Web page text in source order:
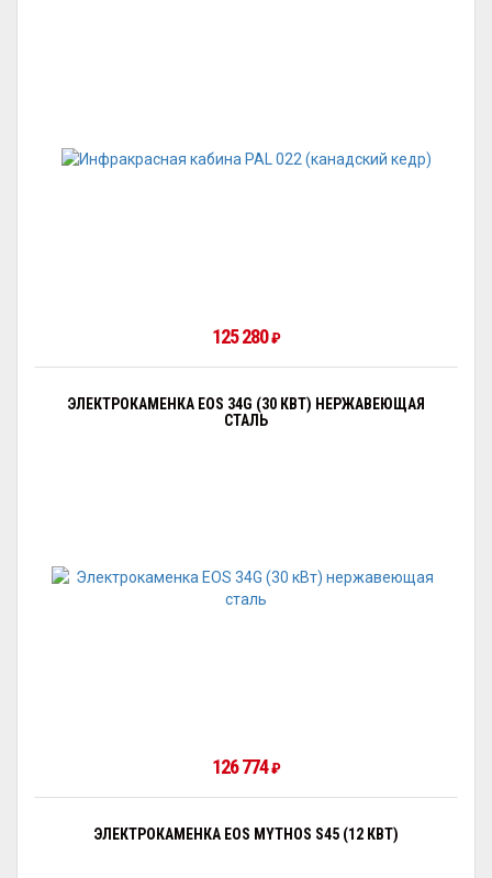
125 280₽
ЭЛЕКТРОКАМЕНКА EOS 34G (30 КВТ) НЕРЖАВЕЮЩАЯ
СТАЛЬ
126 774₽
ЭЛЕКТРОКАМЕНКА EOS MYTHOS S45 (12 КВТ)